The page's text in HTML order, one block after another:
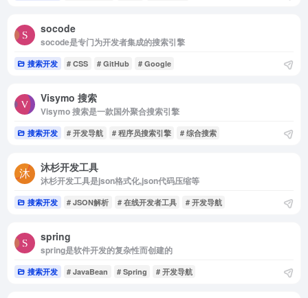
socode
socode是专门为开发者集成的搜索引擎
搜索开发 # CSS # GitHub # Google
Visymo 搜索
Visymo 搜索是一款国外聚合搜索引擎
搜索开发 # 开发导航 # 程序员搜索引擎 # 综合搜索
沐杉开发工具
沐杉开发工具是json格式化,json代码压缩等
搜索开发 # JSON解析 # 在线开发者工具 # 开发导航
spring
spring是软件开发的复杂性而创建的
搜索开发 # JavaBean # Spring # 开发导航